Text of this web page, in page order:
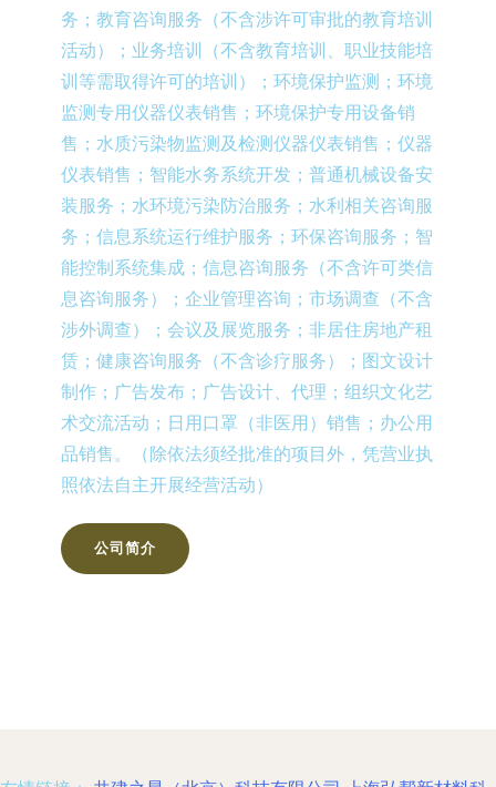
务；教育咨询服务（不含涉许可审批的教育培训
活动）；业务培训（不含教育培训、职业技能培
训等需取得许可的培训）；环境保护监测；环境
监测专用仪器仪表销售；环境保护专用设备销
售；水质污染物监测及检测仪器仪表销售；仪器
仪表销售；智能水务系统开发；普通机械设备安
装服务；水环境污染防治服务；水利相关咨询服
务；信息系统运行维护服务；环保咨询服务；智
能控制系统集成；信息咨询服务（不含许可类信
息咨询服务）；企业管理咨询；市场调查（不含
涉外调查）；会议及展览服务；非居住房地产租
赁；健康咨询服务（不含诊疗服务）；图文设计
制作；广告发布；广告设计、代理；组织文化艺
术交流活动；日用口罩（非医用）销售；办公用
品销售。（除依法须经批准的项目外，凭营业执
照依法自主开展经营活动）
公司简介